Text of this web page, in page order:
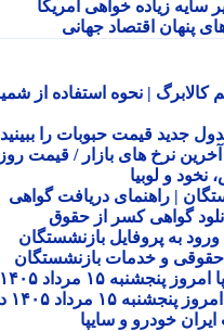
زیاده خواهی آمریکا
اقتصاد جهانی
| نحوه استفاده از شمیم
قیمت حبوبات را ببینید /
نرخ های بازار / قیمت روز
و لوبیا
| راهنمای دریافت گواهی
گواهی کسر از حقوق
به پروفایل بازنشستگان
و خدمات بازنشستگان
قیمت خودروهای ایران خودرو سایپا امروز پنجشنبه ۱۵ مرداد ۱۴۰۵ |
قیمت خودروهای ایران خودرو سایپا امروز پنجشنبه ۱۵ مرداد ۱۴۰۵ در
خودرو و سایپا